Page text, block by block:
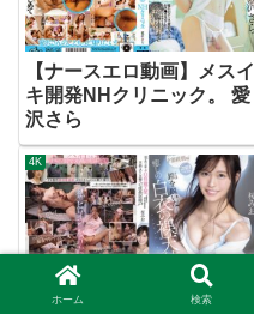
【ナースエロ動画】メスイ
キ開発NHクリニック。 愛
沢さら
4K
【ナースエロ動画】2度目
ホーム 検索